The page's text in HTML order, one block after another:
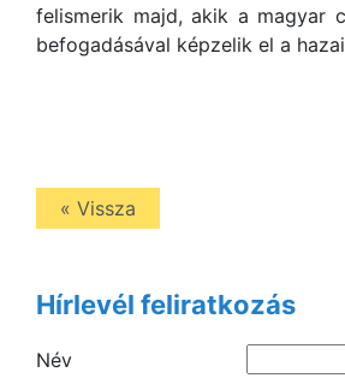
felismerik majd, akik a magyar
befogadásával képzelik el a
« Vissza
Hírlevél feliratkozás
Név